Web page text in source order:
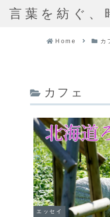
言葉を紡ぐ、
Home カ
カフェ
エッセイ